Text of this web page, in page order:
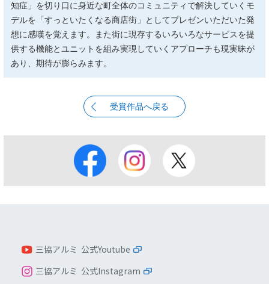
知症」を切り口に身近な町全体のコミュニティで解決していくモ
デルを「すっといたくなる商店街」としてプレゼンいただいた発
想に感嘆を覚えます。また街に現存するいろいろなサービスを提
供する機能とユニットを組み実現していくアプローチも現実昧が
あり、期待が膨らみます。
受賞作品へ戻る
三協アルミ 公式Youtube
三協アルミ 公式Instagram